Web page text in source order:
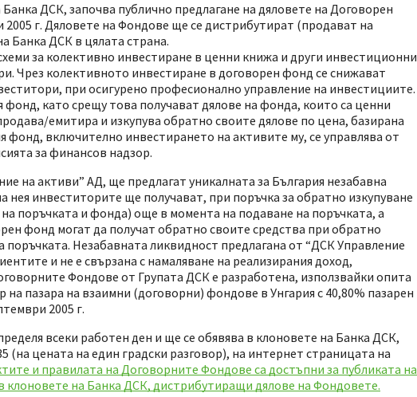
ДСК, започва публично предлагане на дяловете на Договорен
г. Дяловете на Фондове ще се дистрибутират (продават на
Банка ДСК в цялата страна.
за колективно инвестиране в ценни книжа и други инвестиционни
Чрез колективното инвестиране в договорен фонд се снижават
при осигурено професионално управление на инвестициите.
като срещу това получават дялове на фонда, които са ценни
емитира и изкупува обратно своите дялове по цена, базирана
включително инвестирането на активите му, се управлява от
за финансов надзор.
на активи” АД, ще предлагат уникалната за България незабавна
инвеститорите ще получават, при поръчка за обратно изкупуване
поръчката и фонда) още в момента на подаване на поръчката, а
фонд могат да получат обратно своите средства при обратно
Незабавната ликвидност предлагана от “ДСК Управление
и не е свързана с намаляване на реализирания доход,
Фондове от Групата ДСК е разработена, използвайки опита
на взаимни (договорни) фондове в Унгария с 40,80% пазарен
2005 г.
всеки работен ден и ще се обявява в клоновете на Банка ДСК,
цената на един градски разговор), на интернет страницата на
и правилата на Договорните Фондове са достъпни за публиката на
на Банка ДСК, дистрибутиращи дялове на Фондовете.